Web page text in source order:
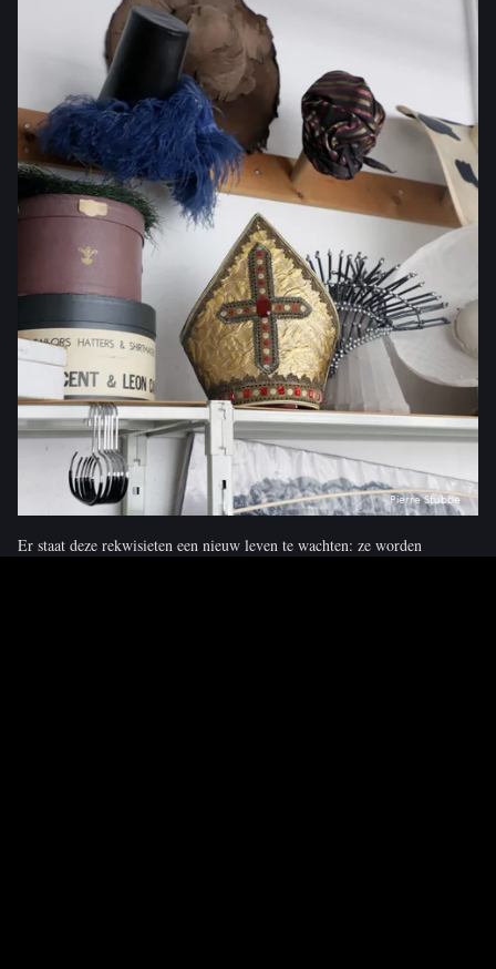
Pierre Stubbe
Er staat deze rekwisieten een nieuw leven te wachten: ze worden